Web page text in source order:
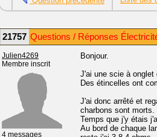
21757 Questions / Réponses
Julien4269
Membre inscrit
4 messages
Bonjour.
J'ai une scie à onglet
Des étincelles ont
J'ai donc arrêté et
charbons sont morts.
Temps que j'y étais
Au bord de chaque